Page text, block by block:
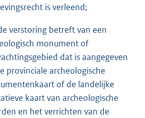
is verleend;
verstoring betreft van een
monument of
dat is aangegeven
provinciale archeologische
of de landelijke
kaart van archeologische
en het verrichten van de